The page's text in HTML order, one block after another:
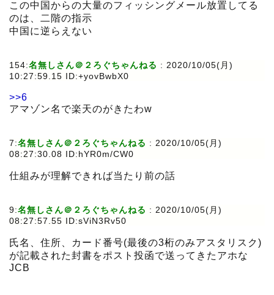
この中国からの大量のフィッシングメール放置してる
のは、二階の指示
中国に逆らえない
154:名無しさん＠２ろぐちゃんねる : 2020/10/05(月)
10:27:59.15 ID:+yovBwbX0
>>6
アマゾン名で楽天のがきたわw
7:名無しさん＠２ろぐちゃんねる : 2020/10/05(月)
08:27:30.08 ID:hYR0m/CW0
仕組みが理解できれば当たり前の話
9:名無しさん＠２ろぐちゃんねる : 2020/10/05(月)
08:27:57.55 ID:sViN3Rv50
氏名、住所、カード番号(最後の3桁のみアスタリスク)
が記載された封書をポスト投函で送ってきたアホな
JCB